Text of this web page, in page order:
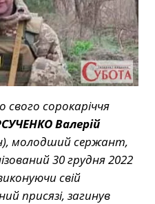
свого сорокаріччя
Валерій
молодший сержант,
30 грудня 2022
свій
присязі, загинув